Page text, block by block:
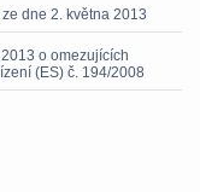
dne 2. května 2013
o omezujících
(ES) č. 194/2008